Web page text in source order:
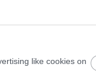
like cookies on
84-16